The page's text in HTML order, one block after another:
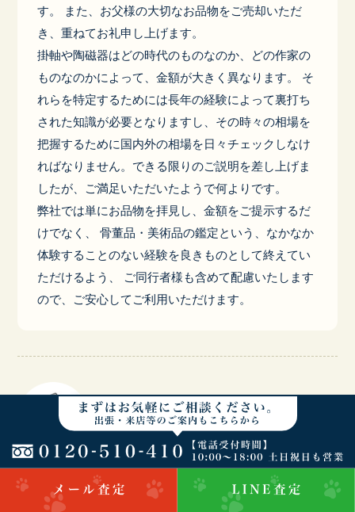
す。 また、お父様の大切なお品物をご売却いただ
き、重ねてお礼申し上げます。
掛軸や陶磁器はどの時代のものなのか、どの作家の
ものなのかによって、金額が大きく異なります。 そ
れらを特定するためには長年の経験によって裏打ち
された知識が必要となりますし、その時々の相場を
把握するために国内外の相場を日々チェックしなけ
ればなりません。できる限りのご説明を差し上げま
したが、ご満足いただいたようで何よりです。
弊社では単にお品物を拝見し、金額をご提示するだ
けでなく、 骨董品・美術品の鑑定という、なかなか
体験することのない経験を良きものとして終えてい
ただけるよう、 ご同行者様も含めて配慮いたします
ので、ご安心してご利用いただけます。